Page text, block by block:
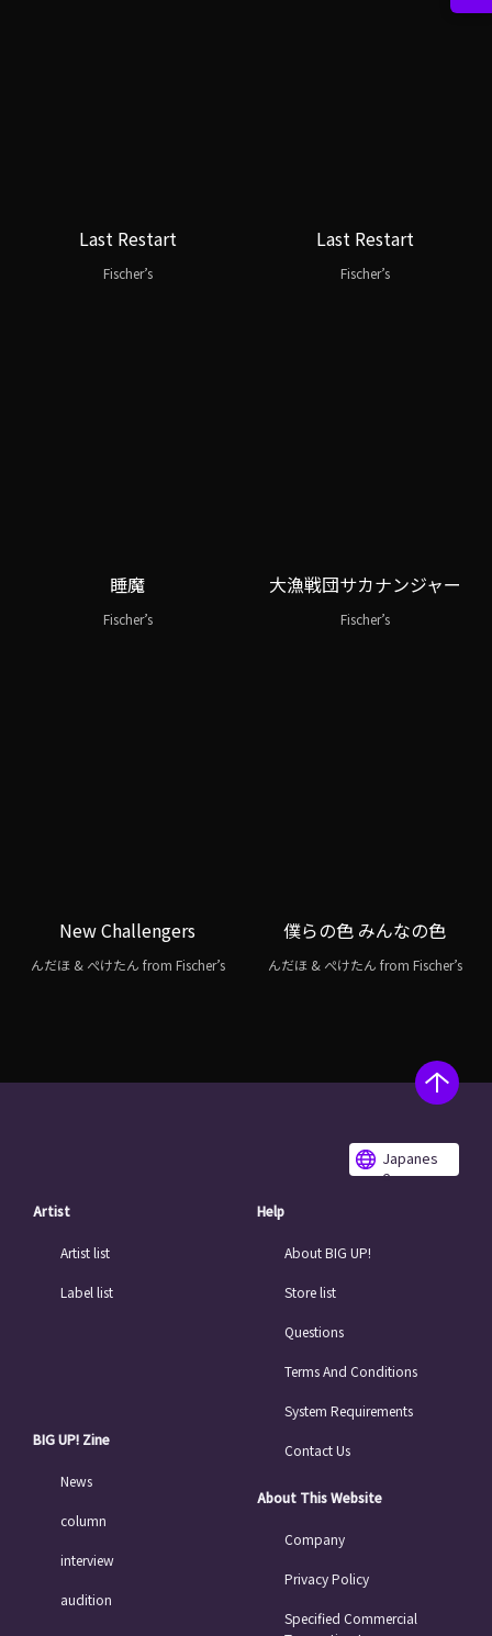
Last Restart
Fischer’s
Last Restart
Fischer’s
睡魔
Fischer’s
大漁戦団サカナンジャー
Fischer’s
New Challengers
んだほ & ぺけたん from Fischer’s
僕らの色 みんなの色
んだほ & ぺけたん from Fischer’s
Japanes
e
Artist
Artist list
Label list
BIG UP! Zine
News
column
interview
audition
Help
About BIG UP!
Store list
Questions
Terms And Conditions
System Requirements
Contact Us
About This Website
Company
Privacy Policy
Specified Commercial